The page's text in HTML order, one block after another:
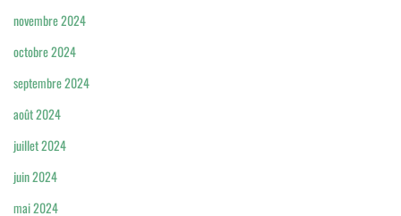
novembre 2024
octobre 2024
septembre 2024
août 2024
juillet 2024
juin 2024
mai 2024